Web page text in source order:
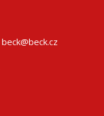
beck@beck.cz